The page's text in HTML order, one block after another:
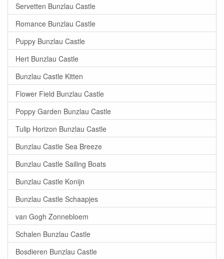
Servetten Bunzlau Castle
Romance Bunzlau Castle
Puppy Bunzlau Castle
Hert Bunzlau Castle
Bunzlau Castle Kitten
Flower Field Bunzlau Castle
Poppy Garden Bunzlau Castle
Tulip Horizon Bunzlau Castle
Bunzlau Castle Sea Breeze
Bunzlau Castle Sailing Boats
Bunzlau Castle Konijn
Bunzlau Castle Schaapjes
van Gogh Zonnebloem
Schalen Bunzlau Castle
Bosdieren Bunzlau Castle